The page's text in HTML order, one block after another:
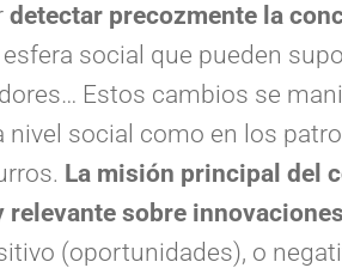
detectar precozmente la
esfera social que pueden
Estos cambios se
nivel social como en los
La misión principal del
sobre
(oportunidades), o